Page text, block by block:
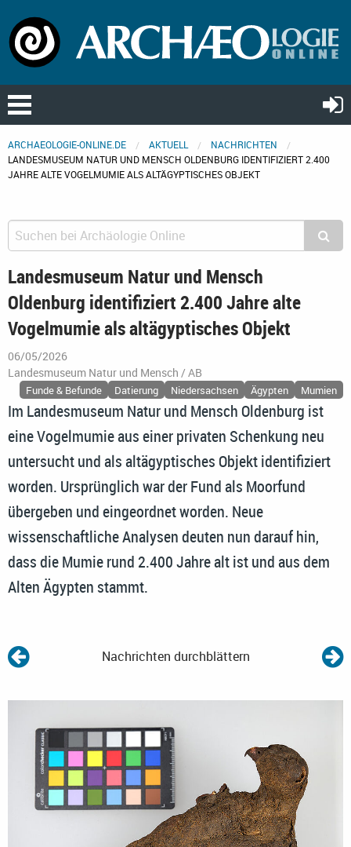
ARCHAEOLOGIE-ONLINE.DE AKTUELL
NACHRICHTEN
LANDESMUSEUM NATUR UND MENSCH OLDENBURG IDENTIFIZIERT 2.400
JAHRE ALTE VOGELMUMIE ALS ALTÄGYPTISCHES OBJEKT
Landesmuseum Natur und Mensch
Oldenburg identifiziert 2.400 Jahre alte
Vogelmumie als altägyptisches Objekt
06/05/2026
Landesmuseum Natur und Mensch / AB
Funde & Befunde Datierung Niedersachsen Ägypten Mumien
Im Landesmuseum Natur und Mensch Oldenburg ist
eine Vogelmumie aus einer privaten Schenkung neu
untersucht und als altägyptisches Objekt identifiziert
worden. Ursprünglich war der Fund als Moorfund
übergeben und eingeordnet worden. Neue
wissenschaftliche Analysen deuten nun darauf hin,
dass die Mumie rund 2.400 Jahre alt ist und aus dem
Alten Ägypten stammt.
Nachrichten durchblättern